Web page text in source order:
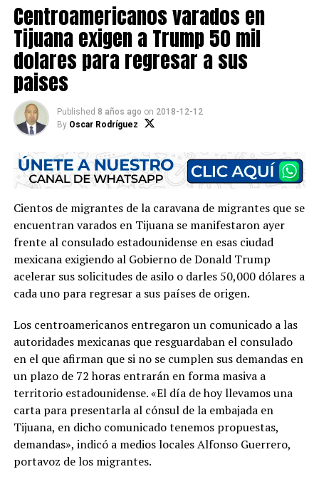
Centroamericanos varados en
Tijuana exigen a Trump 50 mil
dolares para regresar a sus
paises
Published 8 años ago on 2018-12-12
By Oscar Rodríguez
Cientos de migrantes de la caravana de migrantes que se
encuentran varados en Tijuana se manifestaron ayer
frente al consulado estadounidense en esas ciudad
mexicana exigiendo al Gobierno de Donald Trump
acelerar sus solicitudes de asilo o darles 50,000 dólares a
cada uno para regresar a sus países de origen.
Los centroamericanos entregaron un comunicado a las
autoridades mexicanas que resguardaban el consulado
en el que afirman que si no se cumplen sus demandas en
un plazo de 72 horas entrarán en forma masiva a
territorio estadounidense. «El día de hoy llevamos una
carta para presentarla al cónsul de la embajada en
Tijuana, en dicho comunicado tenemos propuestas,
demandas», indicó a medios locales Alfonso Guerrero,
portavoz de los migrantes.